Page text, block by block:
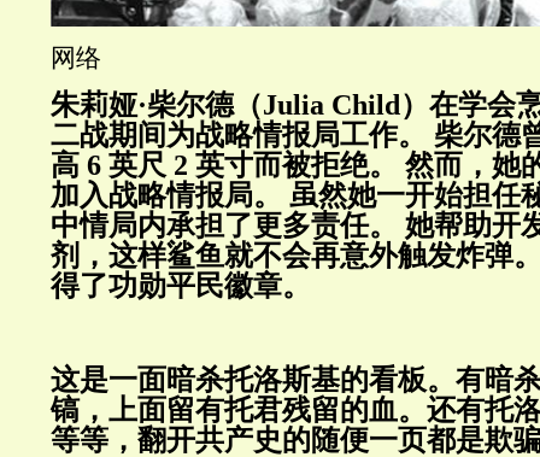
网络
朱莉娅·柴尔德（Julia Child）在学会
二战期间为战略情报局工作。 柴尔德
高 6 英尺 2 英寸而被拒绝。 然而，她
加入战略情报局。 虽然她一开始担任
中情局内承担了更多责任。 她帮助开
剂，这样鲨鱼就不会再意外触发炸弹
得了功勋平民徽章。
这是一面暗杀托洛斯基的看板。有暗
镐，上面留有托君残留的血。还有托
等等， 翻开共产史的随便一页都是欺